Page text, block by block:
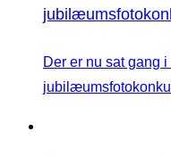
Der er nu sat gang